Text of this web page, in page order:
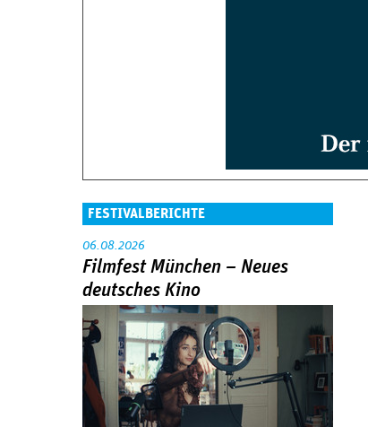
FESTIVALBERICHTE
06.08.2026
Filmfest München – Neues
deutsches Kino